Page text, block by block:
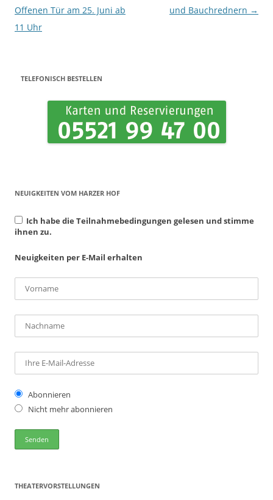
Offenen Tür am 25. Juni ab
11 Uhr
und Bauchrednern →
TELEFONISCH BESTELLEN
NEUIGKEITEN VOM HARZER HOF
Ich habe die Teilnahmebedingungen gelesen und stimme
ihnen zu.
Neuigkeiten per E-Mail erhalten
Abonnieren
Nicht mehr abonnieren
THEATERVORSTELLUNGEN